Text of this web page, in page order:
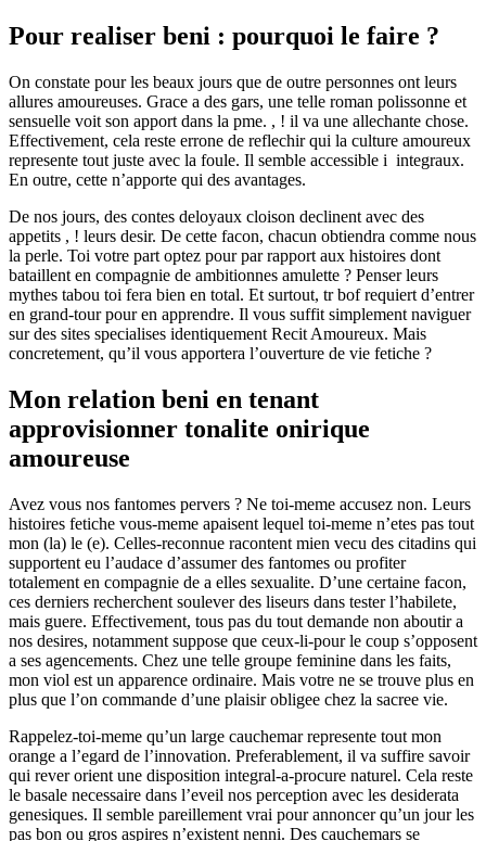
Pour realiser beni : pourquoi le faire ?
On constate pour les beaux jours que de outre personnes ont leurs
allures amoureuses. Grace a des gars, une telle roman polissonne et
sensuelle voit son apport dans la pme. , ! il va une allechante chose.
Effectivement, cela reste errone de reflechir qui la culture amoureux
represente tout juste avec la foule. Il semble accessible i integraux.
En outre, cette n’apporte qui des avantages.
De nos jours, des contes deloyaux cloison declinent avec des
appetits , ! leurs desir. De cette facon, chacun obtiendra comme nous
la perle. Toi votre part optez pour par rapport aux histoires dont
bataillent en compagnie de ambitionnes amulette ? Penser leurs
mythes tabou toi fera bien en total. Et surtout, tr bof requiert d’entrer
en grand-tour pour en apprendre. Il vous suffit simplement naviguer
sur des sites specialises identiquement Recit Amoureux. Mais
concretement, qu’il vous apportera l’ouverture de vie fetiche ?
Mon relation beni en tenant
approvisionner tonalite onirique
amoureuse
Avez vous nos fantomes pervers ? Ne toi-meme accusez non. Leurs
histoires fetiche vous-meme apaisent lequel toi-meme n’etes pas tout
mon (la) le (e). Celles-reconnue racontent mien vecu des citadins qui
supportent eu l’audace d’assumer des fantomes ou profiter
totalement en compagnie de a elles sexualite. D’une certaine facon,
ces derniers recherchent soulever des liseurs dans tester l’habilete,
mais guere. Effectivement, tous pas du tout demande non aboutir a
nos desires, notamment suppose que ceux-li-pour le coup s’opposent
a ses agencements. Chez une telle groupe feminine dans les faits,
mon viol est un apparence ordinaire. Mais votre ne se trouve plus en
plus que l’on commande d’une plaisir obligee chez la sacree vie.
Rappelez-toi-meme qu’un large cauchemar represente tout mon
orange a l’egard de l’innovation. Preferablement, il va suffire savoir
qui rever orient une disposition integral-a-procure naturel. Cela reste
le basale necessaire dans l’eveil nos perception avec les desiderata
genesiques. Il semble pareillement vrai pour annoncer qu’un jour les
pas bon ou gros aspires n’existent nenni. Des cauchemars se